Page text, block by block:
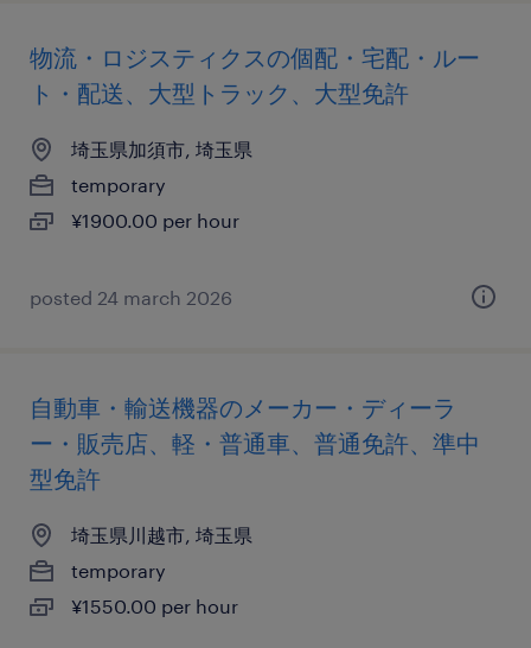
物流・ロジスティクスの個配・宅配・ルー
ト・配送、大型トラック、大型免許
埼玉県加須市, 埼玉県
temporary
¥1900.00 per hour
posted 24 march 2026
自動車・輸送機器のメーカー・ディーラ
ー・販売店、軽・普通車、普通免許、準中
型免許
埼玉県川越市, 埼玉県
temporary
¥1550.00 per hour